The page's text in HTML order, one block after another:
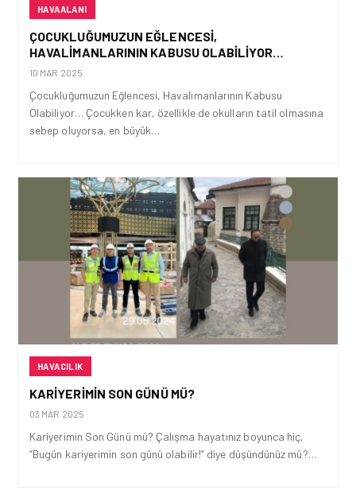
HAVAALANI
ÇOCUKLUĞUMUZUN EĞLENCESI,
HAVALIMANLARININ KABUSU OLABILIYOR…
10 MAR 2025
Çocukluğumuzun Eğlencesi, Havalimanlarının Kabusu
Olabiliyor… Çocukken kar, özellikle de okulların tatil olmasına
sebep oluyorsa, en büyük…
HAVACILIK
KARIYERIMIN SON GÜNÜ MÜ?
03 MAR 2025
Kariyerimin Son Günü mü? Çalışma hayatınız boyunca hiç,
“Bugün kariyerimin son günü olabilir!” diye düşündünüz mü?…